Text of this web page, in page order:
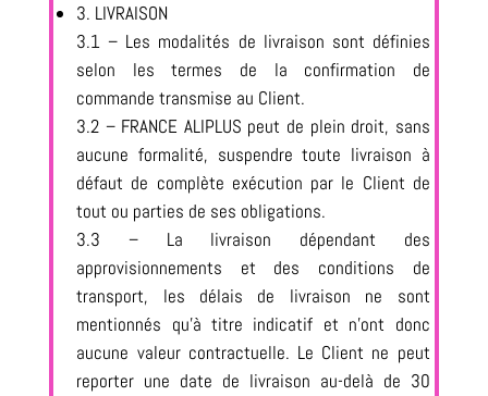
3. LIVRAISON
3.1 – Les modalités de livraison sont définies
selon les termes de la confirmation de
commande transmise au Client.
3.2 – FRANCE ALIPLUS peut de plein droit, sans
aucune formalité, suspendre toute livraison à
défaut de complète exécution par le Client de
tout ou parties de ses obligations.
3.3 – La livraison dépendant des
approvisionnements et des conditions de
transport, les délais de livraison ne sont
mentionnés qu’à titre indicatif et n’ont donc
aucune valeur contractuelle. Le Client ne peut
reporter une date de livraison au-delà de 30